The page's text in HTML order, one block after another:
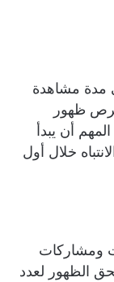
مدة مشاهدة
فرص ظهور
أن يبدأ
خلال أول
ومشاركات
الظهور لعدد